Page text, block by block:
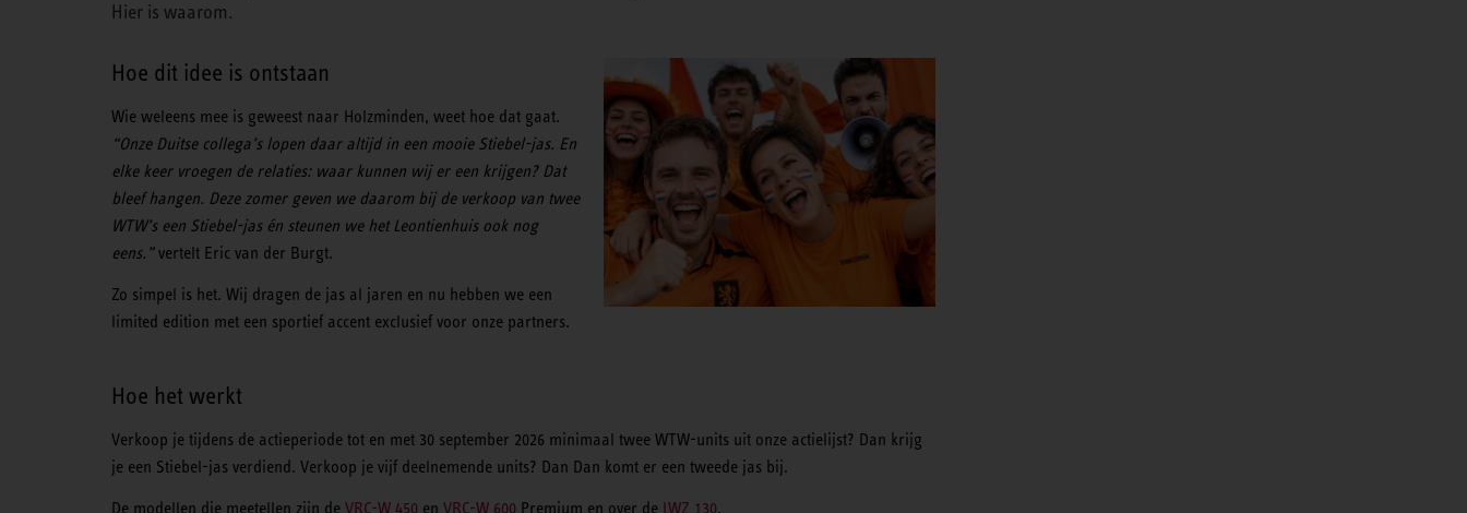
Hier is waarom.
Hoe dit idee is ontstaan
Wie weleens mee is geweest naar Holzminden, weet hoe dat gaat.
“Onze Duitse collega’s lopen daar altijd in een mooie Stiebel-jas. En
elke keer vroegen de relaties: waar kunnen wij er een krijgen? Dat
bleef hangen. Deze zomer geven we daarom bij de verkoop van twee
WTW’s een Stiebel-jas én steunen we het Leontienhuis ook nog
eens.”vertelt Eric van der Burgt.
Zo simpel is het. Wij dragen de jas al jaren en nu hebben we een
limited edition met een sportief accent exclusief voor onze partners.
Hoe het werkt
Verkoop je tijdens de actieperiode tot en met 30 september 2026 minimaal twee WTW-units uit onze actielijst? Dan krijg
je een Stiebel-jas verdiend. Verkoop je vijf deelnemende units? Dan Dan komt er een tweede jas bij.
De modellen die meetellen zijn de VRC-W 450 en VRC-W 600 Premium en over de LWZ 130.